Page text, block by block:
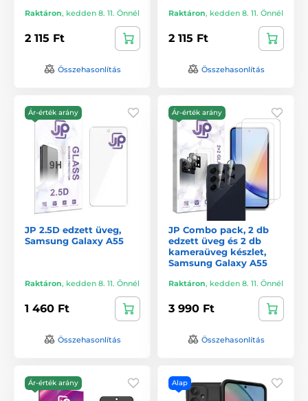
Raktáron, kedden 8. 11. Önnél
2 115 Ft
Összehasonlítás
Raktáron, kedden 8. 11. Önnél
2 115 Ft
Összehasonlítás
Ár-érték arány
JP 2.5D edzett üveg,
Samsung Galaxy A55
Raktáron, kedden 8. 11. Önnél
1 460 Ft
Összehasonlítás
Ár-érték arány
JP Combo pack, 2 db
edzett üveg és 2 db
kameraüveg készlet,
Samsung Galaxy A55
Raktáron, kedden 8. 11. Önnél
3 990 Ft
Összehasonlítás
Ár-érték arány Alap